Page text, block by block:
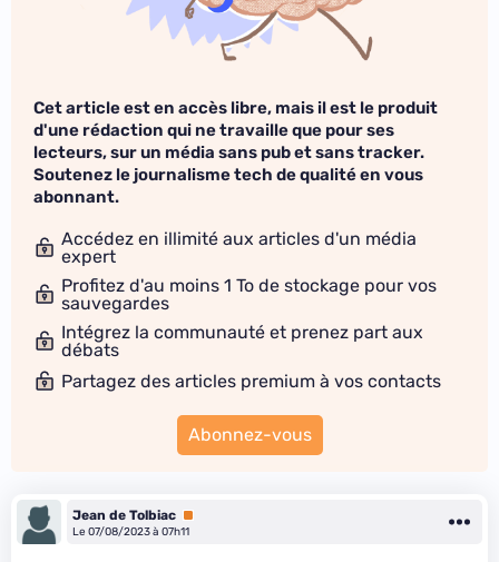
Cet article est en accès libre, mais il est le produit
d'une rédaction qui ne travaille que pour ses
lecteurs, sur un média sans pub et sans tracker.
Soutenez le journalisme tech de qualité en vous
abonnant.
Accédez en illimité aux articles d'un média
expert
Profitez d'au moins 1 To de stockage pour vos
sauvegardes
Intégrez la communauté et prenez part aux
débats
Partagez des articles premium à vos contacts
Abonnez-vous
Jean de Tolbiac Premium
Le 07/08/2023 à 07h11